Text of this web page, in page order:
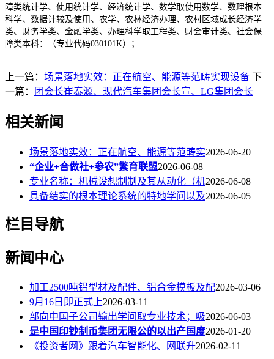
障类统计学、使用统计学、经济统计学、数学取使用数学、数理根本
科学、数据计较及使用、农学、农林经济办理、农村区域成长经济学
类、财务学类、金融学类、办理科学取工程类、财会审计类、社会保
障类本科：（专业代码030101K）；
上一篇： 场景落地实效：正在航空、能源等范畴实现设备 下
一篇：
团会长崔泰源、现代汽车集团会长宣、LG集团会长
相关新闻
场景落地实效：正在航空、能源等范畴实2026-06-20
“企业+合做社+参农”繁育联盟2026-06-08
专业名称：机械设想制制及其从动化（机2026-06-08
具备结实的根本理论系统的特地学问以及2026-06-05
栏目导航
新闻中心
加工2500吨铝型材及配件、铝合金模板及配2026-03-06
9月16日即正式上2026-03-11
部向中国子公司输出学问取专业技术；吸2026-06-03
是中国印钞制币集团无限公的以出产国度2026-01-20
《投资者网》跟着汽车智能化、网联升2026-02-11